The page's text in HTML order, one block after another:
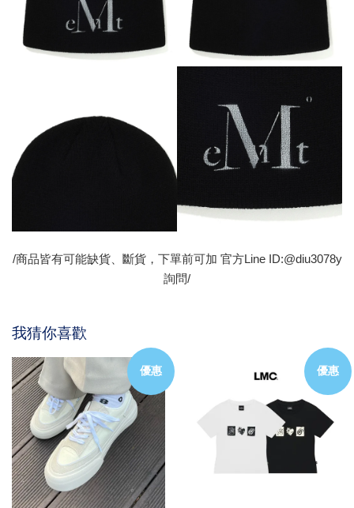
/商品皆有可能缺貨、斷貨，下單前可加 官方Line ID:@diu3078y
詢問/
我猜你喜歡
優惠 優惠